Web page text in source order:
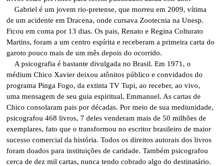
Gabriel é um jovem rio-pretense, que morreu em 2009, vítima
de um acidente em Dracena, onde cursava Zootecnia na Unesp.
Ficou em coma por 13 dias. Os pais, Renato e Regina Colturato
Martins, foram a um centro espírita e receberam a primeira carta do
garoto pouco mais de um mês depois do ocorrido.
A psicografia é bastante divulgada no Brasil. Em 1971, o
médium Chico Xavier deixou atônitos público e convidados do
programa Pinga Fogo, da extinta TV Tupi, ao receber, ao vivo,
uma mensagem de seu guia espiritual, Emmanuel. As cartas de
Chico consolaram pais por décadas. Por meio de sua mediunidade,
psicografou 468 livros, 7 deles venderam mais de 50 milhões de
exemplares, fato que o transformou no escritor brasileiro de maior
sucesso comercial da história. Todos os direitos autorais dos livros
foram doados para instituições de caridade. Também psicografou
cerca de dez mil cartas, nunca tendo cobrado algo do destinatário.